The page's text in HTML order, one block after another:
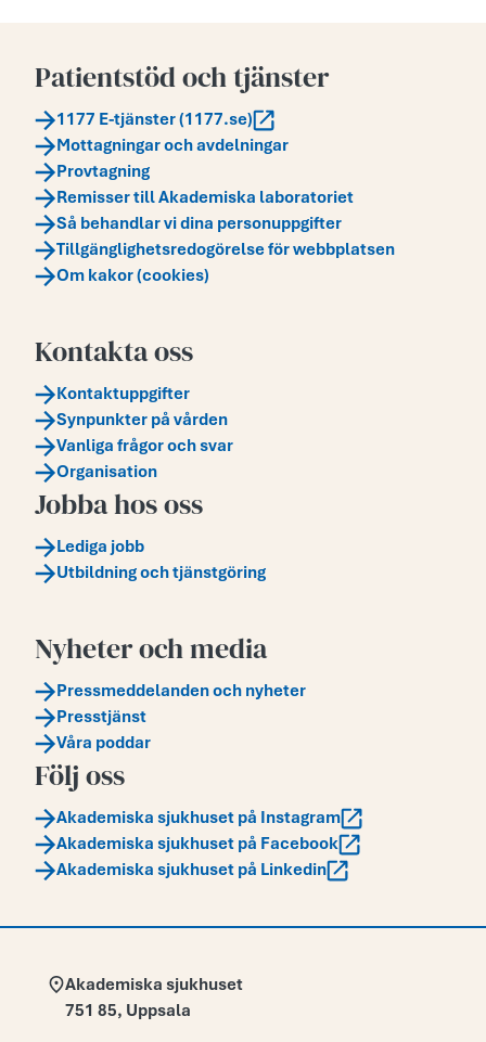
Patientstöd och tjänster
1177 E-tjänster (1177.se)
Mottagningar och avdelningar
Provtagning
Remisser till Akademiska laboratoriet
Så behandlar vi dina personuppgifter
Tillgänglighetsredogörelse för webbplatsen
Om kakor (cookies)
Kontakta oss
Kontaktuppgifter
Synpunkter på vården
Vanliga frågor och svar
Organisation
Jobba hos oss
Lediga jobb
Utbildning och tjänstgöring
Nyheter och media
Pressmeddelanden och nyheter
Presstjänst
Våra poddar
Följ oss
Akademiska sjukhuset på Instagram
Akademiska sjukhuset på Facebook
Akademiska sjukhuset på Linkedin
Adress:
Akademiska sjukhuset
751 85, Uppsala